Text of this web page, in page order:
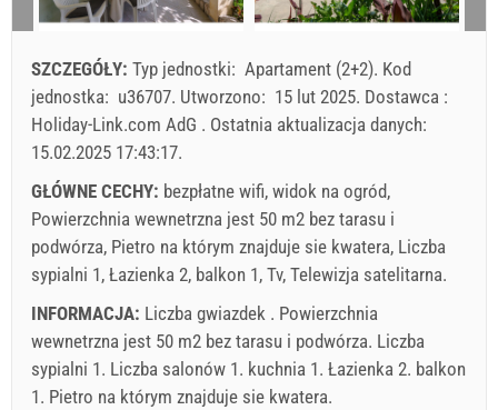
przyjazd
Każdego dnia Każdego dnia
Cena wyświetlana jest dla określonej liczby osób
Oferty:
Holiday-Link płaci: 2 paź 2025 - 31 gru 2026 / - 10 %
Obowiązkowe:Rejestracja gościa (01.07. - 31.08): 10 EUR
(once - według _person), Rejestracja gościa (01.01 - 30.06.
/ 01.09. - 31.12.): 5 EUR (once - według _person)
17
18 19 20 21 22
23
31
SZCZEGÓŁY: Typ jednostki: Apartament (2+2). Kod
jednostka: u36707. Utworzono: 15 lut 2025. Dostawca :
Holiday-Link.com AdG . Ostatnia aktualizacja danych:
15.02.2025 17:43:17.
GŁÓWNE CECHY: bezpłatne wifi, widok na ogród,
Powierzchnia wewnetrzna jest 50 m2 bez tarasu i
podwórza, Pietro na którym znajduje sie kwatera, Liczba
sypialni 1, Łazienka 2, balkon 1, Tv, Telewizja satelitarna.
INFORMACJA: Liczba gwiazdek . Powierzchnia
wewnetrzna jest 50 m2 bez tarasu i podwórza. Liczba
sypialni 1. Liczba salonów 1. kuchnia 1. Łazienka 2. balkon
1. Pietro na którym znajduje sie kwatera.